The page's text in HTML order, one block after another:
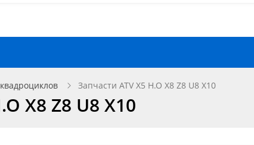
Запчасти ATV X5 H.O X8 Z8 U8 X10
X8 Z8 U8 X10